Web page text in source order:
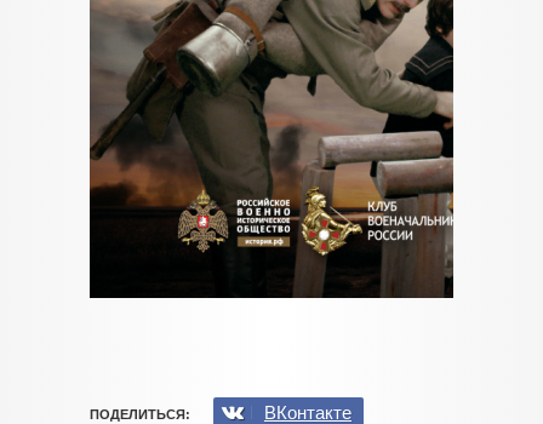
ПОДЕЛИТЬСЯ:
ВКонтакте